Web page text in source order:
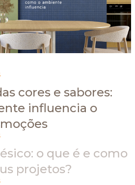
cores e sabores:
influencia o
o que é e como
projetos?